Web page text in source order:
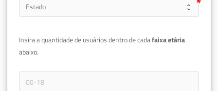
Insira a quantidade de usuários dentro de cada
abaixo.